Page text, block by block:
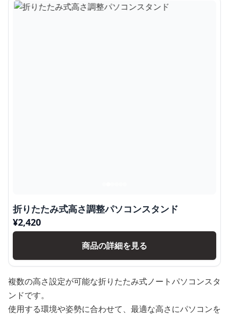
折りたたみ式高さ調整パソコンスタンド
¥2,420
商品の詳細を見る
複数の高さ設定が可能な折りたたみ式ノートパソコンスタ
ンドです。
使用する環境や姿勢に合わせて、最適な高さにパソコンを